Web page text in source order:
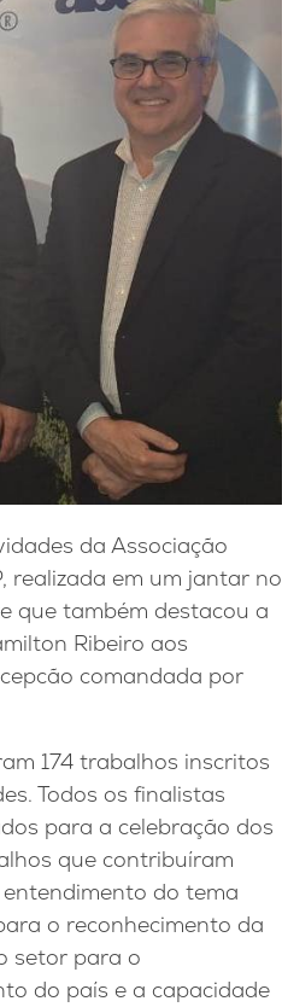
da Associação
realizada em um jantar no
que também destacou a
Ribeiro aos
comandada por
174 trabalhos inscritos
Todos os finalistas
para a celebração dos
que contribuíram
do tema
o reconhecimento da
setor para o
do país e a capacidade